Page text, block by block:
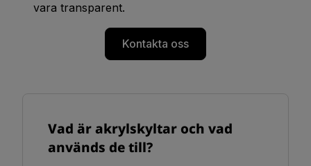
vara transparent.
Kontakta oss
Vad är akrylskyltar och vad
används de till?